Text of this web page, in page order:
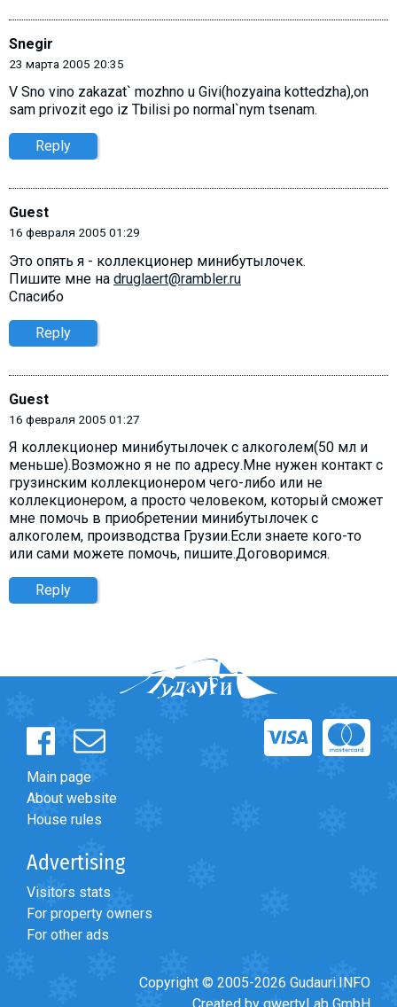
Snegir
23 марта 2005 20:35
V Sno vino zakazat` mozhno u Givi(hozyaina kottedzha),on
sam privozit ego iz Tbilisi po normal`nym tsenam.
Reply
Guest
16 февраля 2005 01:29
Это опять я - коллекционер минибутылочек.
Пишите мне на druglaert@rambler.ru
Спасибо
Reply
Guest
16 февраля 2005 01:27
Я коллекционер минибутылочек с алкоголем(50 мл и
меньше).Возможно я не по адресу.Мне нужен контакт с
грузинским коллекционером чего-либо или не
коллекционером, а просто человеком, который сможет
мне помочь в приобретении минибутылочек с
алкоголем, производства Грузии.Если знаете кого-то
или сами можете помочь, пишите.Договоримся.
Reply
Main page
About website
House rules
Advertising
Visitors stats
For property owners
For other ads
Copyright © 2005-2026 Gudauri.INFO
Created by qwertyLab GmbH